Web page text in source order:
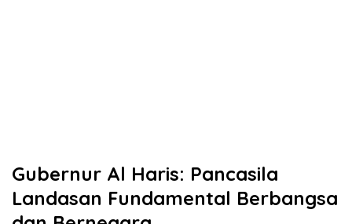
Gubernur Al Haris: Pancasila
Landasan Fundamental Berbangsa